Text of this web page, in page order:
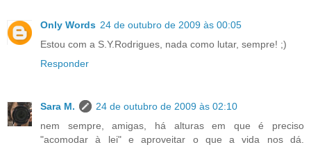
Only Words 24 de outubro de 2009 às 00:05
Estou com a S.Y.Rodrigues, nada como lutar, sempre! ;)
Responder
Sara M.
24 de outubro de 2009 às 02:10
nem sempre, amigas, há alturas em que é preciso
"acomodar à lei" e aproveitar o que a vida nos dá.